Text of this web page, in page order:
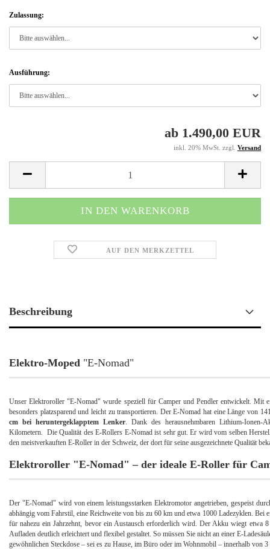
Zulassung:
Ausführung:
ab 1.490,00 EUR
inkl. 20% MwSt. zzgl. Versand
AUF DEN MERKZETTEL
Beschreibung
Elektro-Moped "E-Nomad"
Unser Elektroroller "E-Nomad" wurde speziell für Camper und Pendler entwickelt. Mit
besonders platzsparend und leicht zu transportieren. Der E-Nomad hat eine Länge von
cm bei heruntergeklapptem Lenker. Dank des herausnehmbaren Lithium-
Kilometern. Die Qualität des E-Rollers E-Nomad ist sehr gut. Er wird vom selben
den meistverkauften E-Roller in der Schweiz, der dort für seine ausgezeichnete Qualität
Elektroroller "E-Nomad" – der ideale E-Roller für
Der "E-Nomad" wird von einem leistungsstarken Elektromotor angetrieben, gespeist
abhängig vom Fahrstil, eine Reichweite von bis zu 60 km und etwa 1000 Ladezyklen. Bei
für nahezu ein Jahrzehnt, bevor ein Austausch erforderlich wird. Der Akku wiegt etwa
Aufladen deutlich erleichtert und flexibel gestaltet. So müssen Sie nicht an einer E-
gewöhnlichen Steckdose – sei es zu Hause, im Büro oder im Wohnmobil – innerhalb von